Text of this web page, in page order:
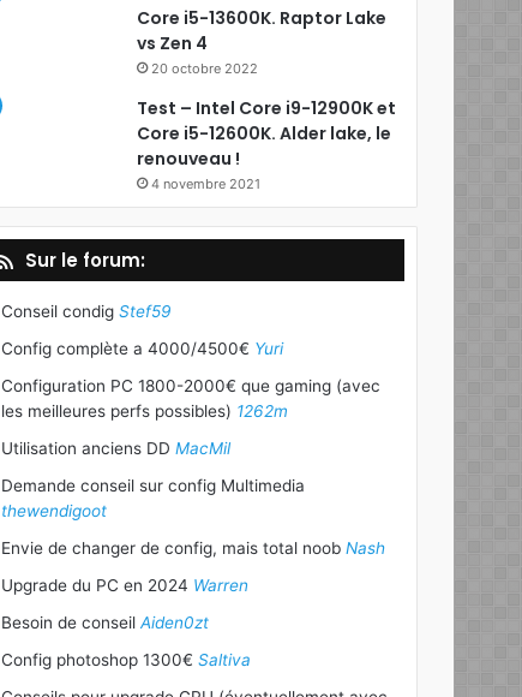
Core i5-13600K. Raptor Lake
vs Zen 4
20 octobre 2022
Test – Intel Core i9-12900K et
Core i5-12600K. Alder lake, le
renouveau !
4 novembre 2021
Sur le forum:
Conseil condig Stef59
Config complète a 4000/4500€ Yuri
Configuration PC 1800-2000€ que gaming (avec
les meilleures perfs possibles) 1262m
Utilisation anciens DD MacMil
Demande conseil sur config Multimedia
thewendigoot
Envie de changer de config, mais total noob Nash
Upgrade du PC en 2024 Warren
Besoin de conseil Aiden0zt
Config photoshop 1300€ Saltiva